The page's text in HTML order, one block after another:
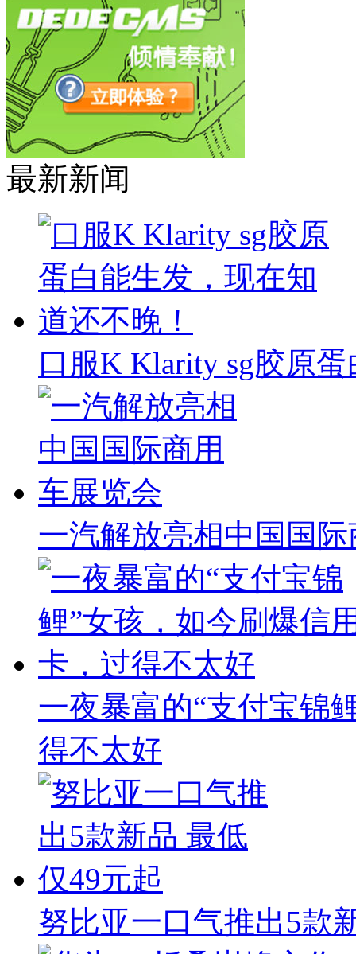
最新新闻
口服K Klarity sg胶原
一汽解放亮相中国国
一夜暴富的“支付宝锦
得不太好
努比亚一口气推出5款